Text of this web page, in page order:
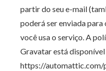
partir do seu e-mail
poderá ser enviada
você usa o serviço. A
Gravatar está disponível
https://automattic.com/